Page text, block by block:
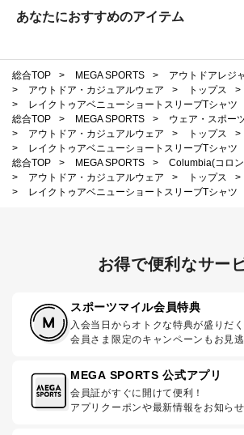
あなたにおすすめのアイテム
総合TOP > MEGA SPORTS >
アウトドアレジ
>
アウトドア・カジュアルウェア > トップス >
>
レイクトゥアベニューショートスリーブTシャツ
総合TOP
> MEGA SPORTS >
ウェア・スポー
>
アウトドア・カジュアルウェア > トップス >
>
レイクトゥアベニューショートスリーブTシャツ
総合TOP
> MEGA SPORTS >
Columbia(コロ
>
アウトドア・カジュアルウェア > トップス >
>
レイクトゥアベニューショートスリーブTシャツ
お得で便利なサー
スポーツマイル会員特典
入会当日からオトクな特典が盛りだく
会員さま限定のキャンペーンもお見逃
MEGA SPORTS 公式アプリ
会員証がすぐに開けて便利！
アプリクーポンや最新情報をお知らせ